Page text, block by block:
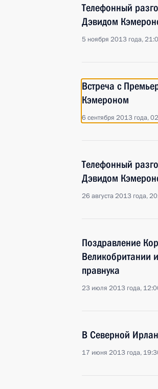
Телефонный
Дэвидом
5 ноября 2013 года,
Встреча с
Кэмероном
6 сентября 2013 года,
Телефонный
Дэвидом
26 августа 2013 года,
Поздравление
Великобритании
правнука
23 июля 2013 года,
В Северной
17 июня 2013 года,